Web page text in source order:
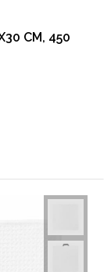
CM, 450